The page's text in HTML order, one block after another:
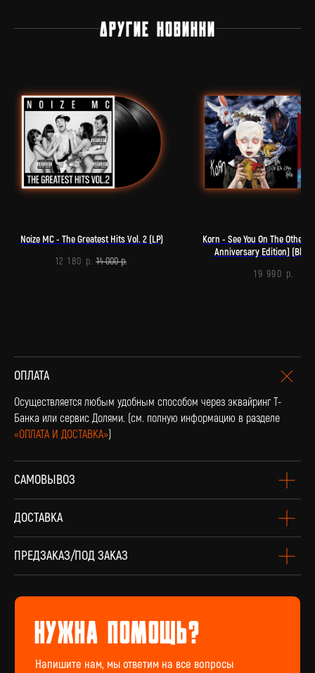
ДРУГИЕ НОВИНКИ
Noize MC - The Greatest Hits Vol. 2 (LP)
12 180 р. 14 000 р.
Korn - See You On The Other
Anniversary Edition) (Blue
19 990 р.
ОПЛАТА
Осуществляется любым удобным способом через эквайринг Т-
Банка или сервис Долями. (см. полную информацию в разделе
«ОПЛАТА И ДОСТАВКА»)
САМОВЫВОЗ
ДОСТАВКА
ПРЕДЗАКАЗ/ПОД ЗАКАЗ
пластинку или хотите оформить предзаказ
определённого издания, заполните форму
Нужна помощь?
Написать в Telegram
Подробнее
Доставка по всей России и странам СНГ